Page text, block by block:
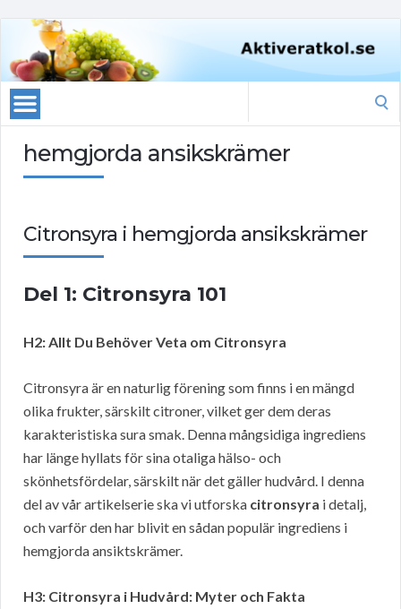
hemgjorda ansikskrämer
Citronsyra i hemgjorda ansikskrämer
Del 1: Citronsyra 101
H2: Allt Du Behöver Veta om Citronsyra
Citronsyra är en naturlig förening som finns i en mängd
olika frukter, särskilt citroner, vilket ger dem deras
karakteristiska sura smak. Denna mångsidiga ingrediens
har länge hyllats för sina otaliga hälso- och
skönhetsfördelar, särskilt när det gäller hudvård. I denna
del av vår artikelserie ska vi utforska citronsyra i detalj,
och varför den har blivit en sådan populär ingrediens i
hemgjorda ansiktskrämer.
H3: Citronsyra i Hudvård: Myter och Fakta